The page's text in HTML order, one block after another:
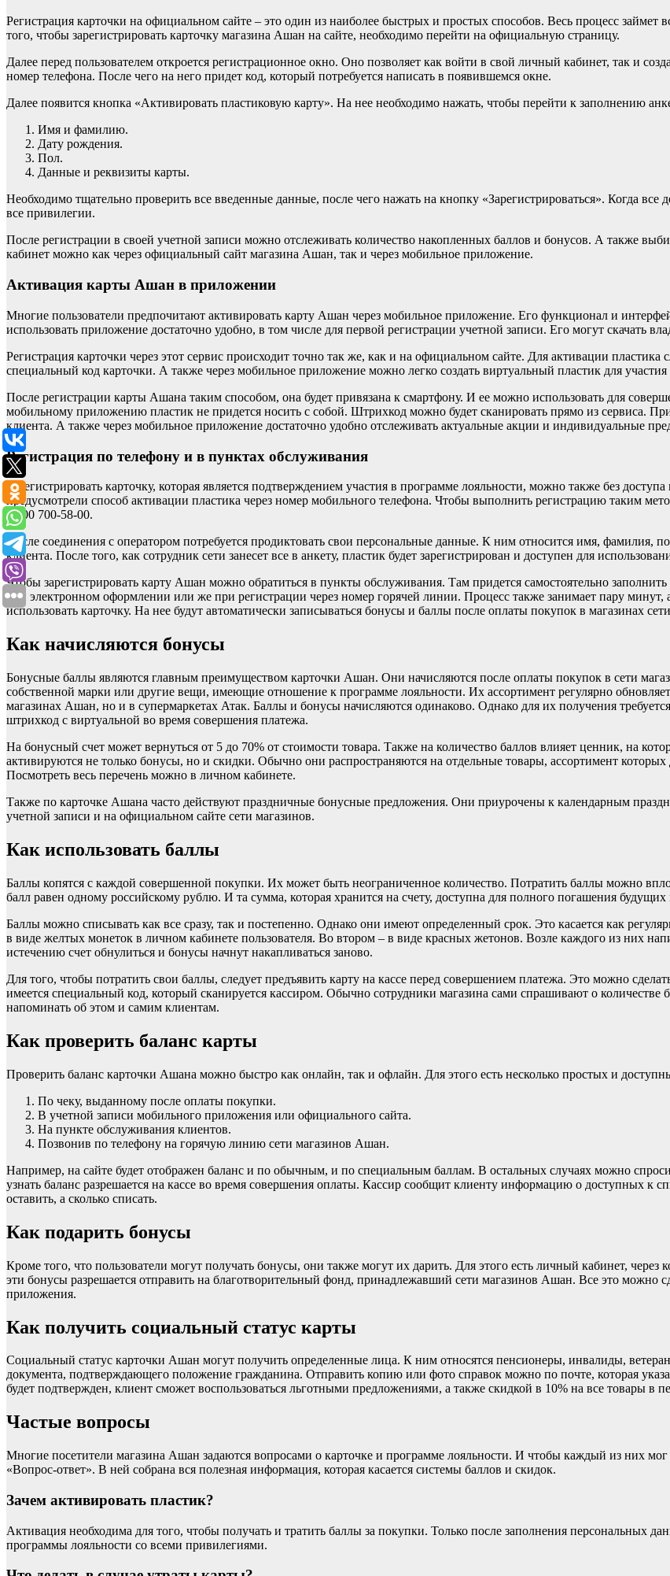
Регистрация карточки на официальном сайте – это один из наиболее быстрых и простых способов. Весь процесс займет
того, чтобы зарегистрировать карточку магазина Ашан на сайте, необходимо перейти на официальную страницу.
Далее перед пользователем откроется регистрационное окно. Оно позволяет как войти в свой личный кабинет, так и
номер телефона. После чего на него придет код, который потребуется написать в появившемся окне.
Далее появится кнопка «Активировать пластиковую карту». На нее необходимо нажать, чтобы перейти к заполнению
Имя и фамилию.
Дату рождения.
Пол.
Данные и реквизиты карты.
Необходимо тщательно проверить все введенные данные, после чего нажать на кнопку «Зарегистрироваться». Когда
все привилегии.
После регистрации в своей учетной записи можно отслеживать количество накопленных баллов и бонусов. А также
кабинет можно как через официальный сайт магазина Ашан, так и через мобильное приложение.
Активация карты Ашан в приложении
Многие пользователи предпочитают активировать карту Ашан через мобильное приложение. Его функционал и
использовать приложение достаточно удобно, в том числе для первой регистрации учетной записи. Его могут скачать
Регистрация карточки через этот сервис происходит точно так же, как и на официальном сайте. Для активации
специальный код карточки. А также через мобильное приложение можно легко создать виртуальный пластик для
После регистрации карты Ашана таким способом, она будет привязана к смартфону. И ее можно использовать для
мобильному приложению пластик не придется носить с собой. Штрихкод можно будет сканировать прямо из сервиса.
клиента. А также через мобильное приложение достаточно удобно отслеживать актуальные акции и индивидуальные
Регистрация по телефону и в пунктах обслуживания
Зарегистрировать карточку, которая является подтверждением участия в программе лояльности, можно также без
предусмотрели способ активации пластика через номер мобильного телефона. Чтобы выполнить регистрацию таким
8 800 700-58-00.
После соединения с оператором потребуется продиктовать свои персональные данные. К ним относится имя, фамилия,
клиента. После того, как сотрудник сети занесет все в анкету, пластик будет зарегистрирован и доступен для
Чтобы зарегистрировать карту Ашан можно обратиться в пункты обслуживания. Там придется самостоятельно
при электронном оформлении или же при регистрации через номер горячей линии. Процесс также занимает пару
использовать карточку. На нее будут автоматически записываться бонусы и баллы после оплаты покупок в магазинах
Как начисляются бонусы
Бонусные баллы являются главным преимуществом карточки Ашан. Они начисляются после оплаты покупок в сети
собственной марки или другие вещи, имеющие отношение к программе лояльности. Их ассортимент регулярно
магазинах Ашан, но и в супермаркетах Атак. Баллы и бонусы начисляются одинаково. Однако для их получения
штрихкод с виртуальной во время совершения платежа.
На бонусный счет может вернуться от 5 до 70% от стоимости товара. Также на количество баллов влияет ценник, на
активируются не только бонусы, но и скидки. Обычно они распространяются на отдельные товары, ассортимент
Посмотреть весь перечень можно в личном кабинете.
Также по карточке Ашана часто действуют праздничные бонусные предложения. Они приурочены к календарным
учетной записи и на официальном сайте сети магазинов.
Как использовать баллы
Баллы копятся с каждой совершенной покупки. Их может быть неограниченное количество. Потратить баллы можно
балл равен одному российскому рублю. И та сумма, которая хранится на счету, доступна для полного погашения будущих
Баллы можно списывать как все сразу, так и постепенно. Однако они имеют определенный срок. Это касается как
в виде желтых монеток в личном кабинете пользователя. Во втором – в виде красных жетонов. Возле каждого из них
истечению счет обнулиться и бонусы начнут накапливаться заново.
Для того, чтобы потратить свои баллы, следует предъявить карту на кассе перед совершением платежа. Это можно
имеется специальный код, который сканируется кассиром. Обычно сотрудники магазина сами спрашивают о количестве
напоминать об этом и самим клиентам.
Как проверить баланс карты
Проверить баланс карточки Ашана можно быстро как онлайн, так и офлайн. Для этого есть несколько простых и
По чеку, выданному после оплаты покупки.
В учетной записи мобильного приложения или официального сайта.
На пункте обслуживания клиентов.
Позвонив по телефону на горячую линию сети магазинов Ашан.
Например, на сайте будет отображен баланс и по обычным, и по специальным баллам. В остальных случаях можно
узнать баланс разрешается на кассе во время совершения оплаты. Кассир сообщит клиенту информацию о доступных к
оставить, а сколько списать.
Как подарить бонусы
Кроме того, что пользователи могут получать бонусы, они также могут их дарить. Для этого есть личный кабинет,
эти бонусы разрешается отправить на благотворительный фонд, принадлежавший сети магазинов Ашан. Все это можно
приложения.
Как получить социальный статус карты
Социальный статус карточки Ашан могут получить определенные лица. К ним относятся пенсионеры, инвалиды,
документа, подтверждающего положение гражданина. Отправить копию или фото справок можно по почте, которая
будет подтвержден, клиент сможет воспользоваться льготными предложениями, а также скидкой в 10% на все товары в
Частые вопросы
Многие посетители магазина Ашан задаются вопросами о карточке и программе лояльности. И чтобы каждый из них
«Вопрос-ответ». В ней собрана вся полезная информация, которая касается системы баллов и скидок.
Зачем активировать пластик?
Активация необходима для того, чтобы получать и тратить баллы за покупки. Только после заполнения персональных
программы лояльности со всеми привилегиями.